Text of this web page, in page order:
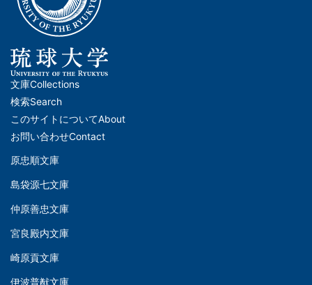
メ
イ
ン
ナ
ビ
ー
シ
ョ
ン
文庫Collections
検索Search
このサイトについてAbout
お問い合わせContact
文
(Left)
原忠順文庫
島袋源七文庫
仲原善忠文庫
文
宮良殿内文庫
崎原貢文庫
伊波普猷文庫